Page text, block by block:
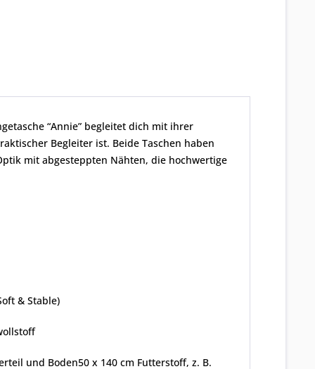
“Annie” begleitet dich mit ihrer
Begleiter ist. Beide Taschen haben
mit abgesteppten Nähten, die hochwertige
& Stable)
und Boden50 x 140 cm Futterstoff, z. B.